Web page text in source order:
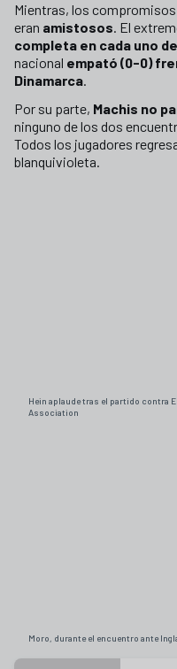
Mientras, los
eran amistosos. El
completa en cada uno
nacional empató (0-0)
Dinamarca.
Por su parte, Machis no
ninguno de los dos
Todos los jugadores
blanquivioleta.
Hein aplaude tras el partido contra
Association
Moro, durante el encuentro ante